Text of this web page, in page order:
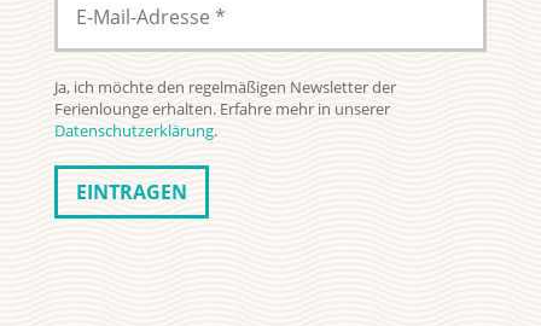
Ja, ich möchte den regelmäßigen Newsletter der
Ferienlounge erhalten. Erfahre mehr in unserer
Datenschutzerklärung.